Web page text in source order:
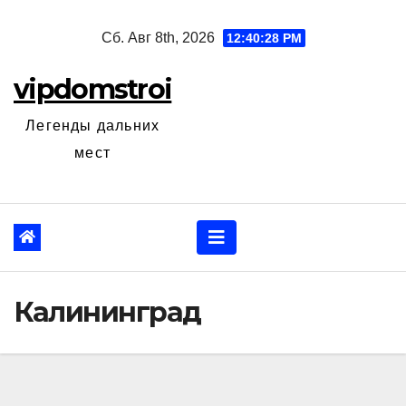
Сб. Авг 8th, 2026 12:40:29 PM
vipdomstroi
Легенды дальних
мест
Калининград